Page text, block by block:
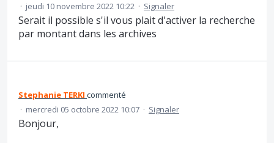
· jeudi 10 novembre 2022 10:22 · Signaler
Serait il possible s'il vous plait d'activer la recherche
par montant dans les archives
Stephanie TERKI commenté
· mercredi 05 octobre 2022 10:07 · Signaler
Bonjour,